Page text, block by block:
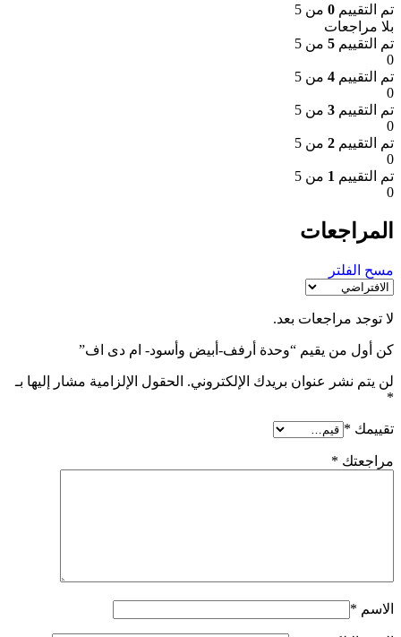
تم التقييم 0 من 5
بلا مراجعات
تم التقييم 5 من 5
0
تم التقييم 4 من 5
0
تم التقييم 3 من 5
0
تم التقييم 2 من 5
0
تم التقييم 1 من 5
0
المراجعات
مسح الفلتر
لا توجد مراجعات بعد.
كن أول من يقيم “وحدة أرفف-أبيض وأسود- ام دى اف”
لن يتم نشر عنوان بريدك الإلكتروني. الحقول الإلزامية مشار إليها بـ
*
تقييمك *
مراجعتك *
الاسم *